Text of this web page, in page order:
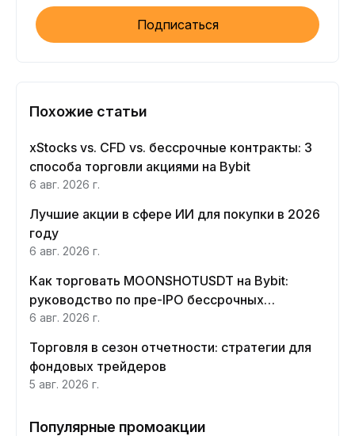
Подписаться
Похожие статьи
xStocks vs. CFD vs. бессрочные контракты: 3
способа торговли акциями на Bybit
6 авг. 2026 г.
Лучшие акции в сфере ИИ для покупки в 2026
году
6 авг. 2026 г.
Как торговать MOONSHOTUSDT на Bybit:
руководство по пре-IPO бессрочных
контрактов Moonshot AI
6 авг. 2026 г.
Торговля в сезон отчетности: стратегии для
фондовых трейдеров
5 авг. 2026 г.
Популярные промоакции